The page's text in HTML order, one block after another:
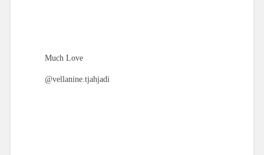
Much Love
@vellanine.tjahjadi